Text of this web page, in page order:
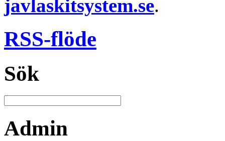
javlaskitsystem.se.
RSS-flöde
Sök
Admin